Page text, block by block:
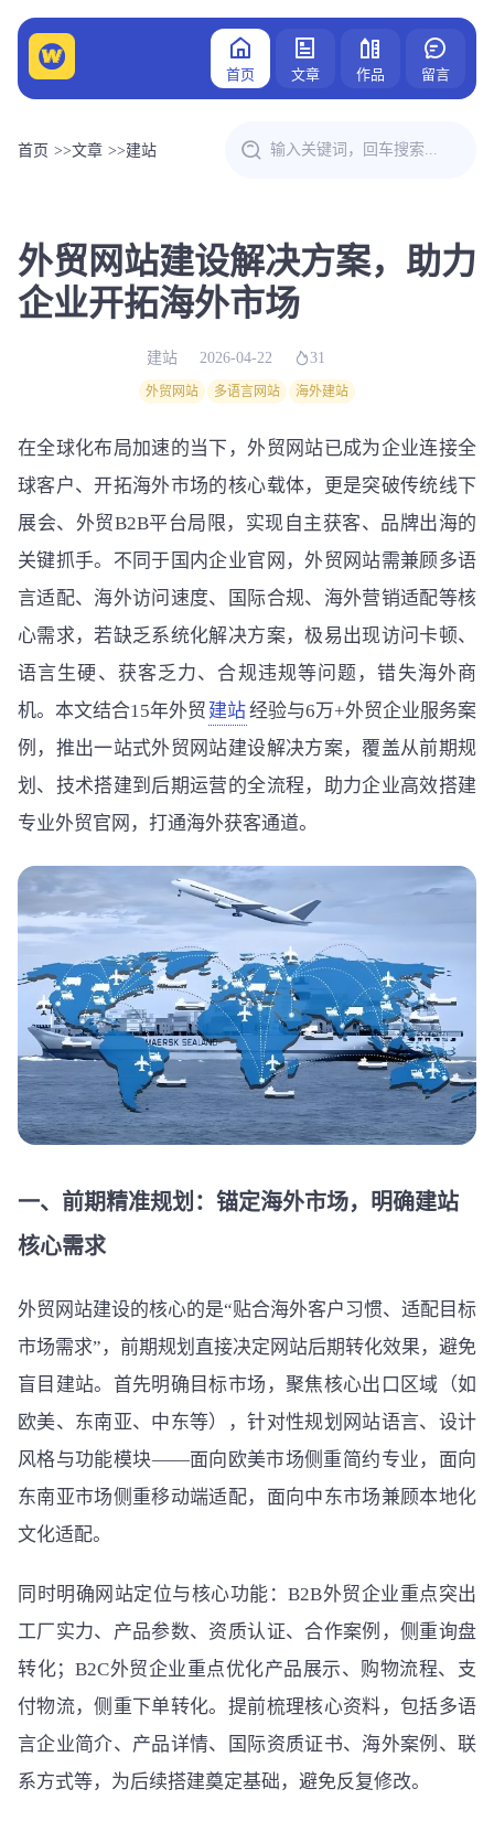
首页 文章 作品 留言
首页 >>文章 >>建站
外贸网站建设解决方案，助力
企业开拓海外市场
建站 2026-04-22 31
外贸网站 多语言网站 海外建站
在全球化布局加速的当下，外贸网站已成为企业连接全
球客户、开拓海外市场的核心载体，更是突破传统线下
展会、外贸B2B平台局限，实现自主获客、品牌出海的
关键抓手。不同于国内企业官网，外贸网站需兼顾多语
言适配、海外访问速度、国际合规、海外营销适配等核
心需求，若缺乏系统化解决方案，极易出现访问卡顿、
语言生硬、获客乏力、合规违规等问题，错失海外商
机。本文结合15年外贸 建站经验与6万+外贸企业服务案
例，推出一站式外贸网站建设解决方案，覆盖从前期规
划、技术搭建到后期运营的全流程，助力企业高效搭建
专业外贸官网，打通海外获客通道。
一、前期精准规划：锚定海外市场，明确建站
核心需求
外贸网站建设的核心的是“贴合海外客户习惯、适配目标
市场需求”，前期规划直接决定网站后期转化效果，避免
盲目建站。首先明确目标市场，聚焦核心出口区域（如
欧美、东南亚、中东等），针对性规划网站语言、设计
风格与功能模块——面向欧美市场侧重简约专业，面向
东南亚市场侧重移动端适配，面向中东市场兼顾本地化
文化适配。
同时明确网站定位与核心功能：B2B外贸企业重点突出
工厂实力、产品参数、资质认证、合作案例，侧重询盘
转化；B2C外贸企业重点优化产品展示、购物流程、支
付物流，侧重下单转化。提前梳理核心资料，包括多语
言企业简介、产品详情、国际资质证书、海外案例、联
系方式等，为后续搭建奠定基础，避免反复修改。